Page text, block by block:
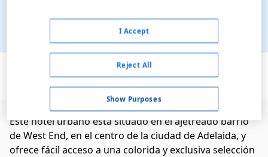
Ver en el mapa
Este hotel urbano está situado en el ajetreado barrio
de West End, en el centro de la ciudad de Adelaida, y
ofrece fácil acceso a una colorida y exclusiva selección
Show Purposes
Reject All
I Accept